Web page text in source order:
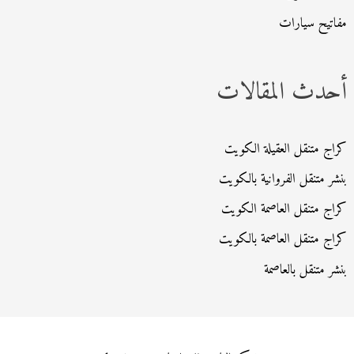
مفاتيح سيارات
أحدث المقالات
كراج متنقل العقيلة الكويت
بنشر متنقل الفروانية بالكويت
كراج متنقل العاصمة الكويت
كراج متنقل العاصمة بالكويت
بنشر متنقل بالعاصمة